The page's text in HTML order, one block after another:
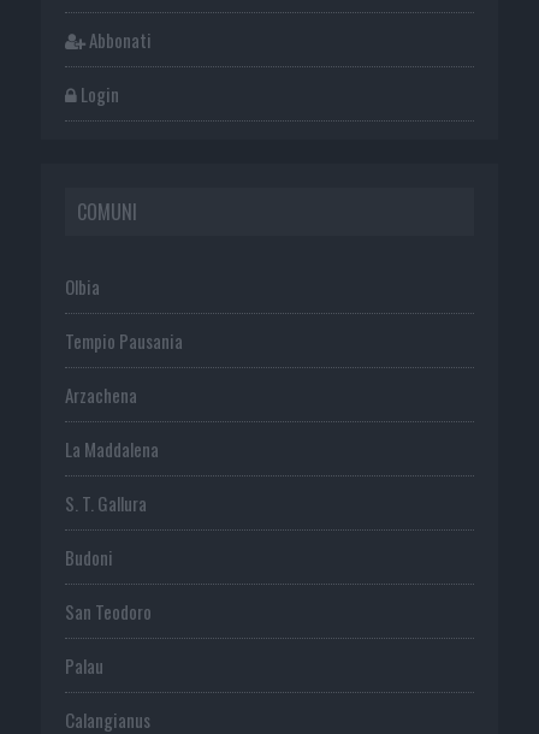
Abbonati
Login
COMUNI
Olbia
Tempio Pausania
Arzachena
La Maddalena
S. T. Gallura
Budoni
San Teodoro
Palau
Calangianus